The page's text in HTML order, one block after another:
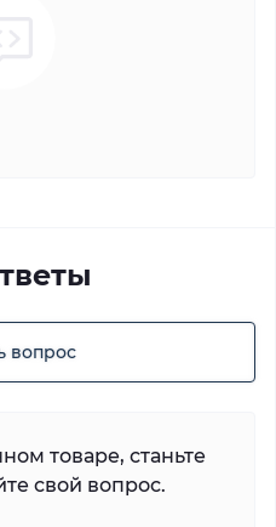
вопрос
товаре, станьте
свой вопрос.